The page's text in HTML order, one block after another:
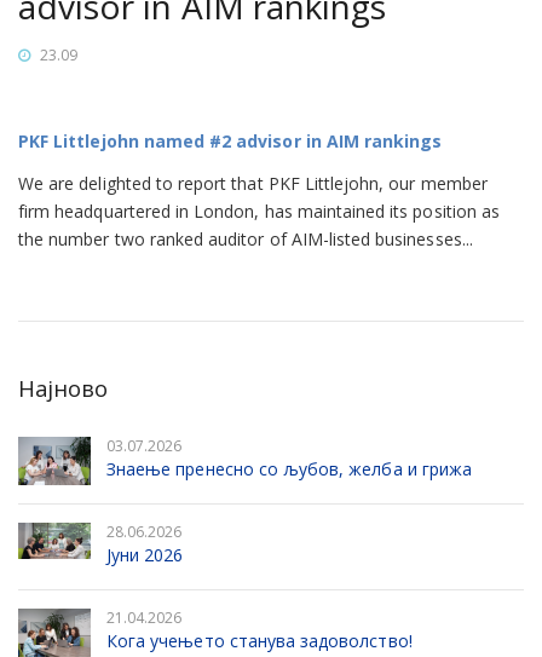
23.09
PKF Littlejohn named #2 advisor in AIM rankings
We are delighted to report that PKF Littlejohn, our member
firm headquartered in London, has maintained its position as
the number two ranked auditor of AIM-listed businesses...
Најново
03.07.2026
Знаење пренесно со љубов, желба и грижа
28.06.2026
Јуни 2026
21.04.2026
Кога учењето станува задоволство!